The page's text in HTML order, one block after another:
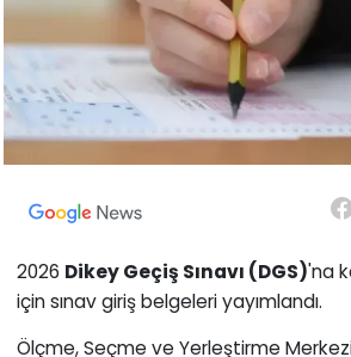
2026 Dikey Geçiş Sınavı (DGS)'na
için sınav giriş belgeleri yayımlandı.
Ölçme, Seçme ve Yerleştirme Merkezi